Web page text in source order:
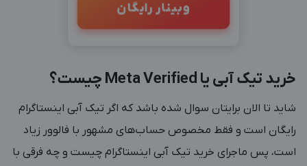
وبینار رایگان
خرید تیک آبی یا Meta Verified چیست؟
شاید تا الان برایتان سوال شده باشد که اگر تیک آبی اینستاگرام
رایگان است و فقط مخصوص حساب‌های مشهور با فالوور زیاد
است، پس ماجرای خرید تیک آبی اینستاگرام چیست و چه فرقی با